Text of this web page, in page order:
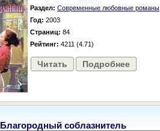
Раздел: Современные любовные романы
Год: 2003
Страниц: 84
Рейтинг: 4211 (4.71)
Читать Подробнее
Благородный соблазнитель